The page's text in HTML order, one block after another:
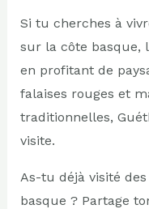
Si tu cherches à
sur la côte basque,
en profitant de
falaises rouges et
traditionnelles,
visite.
As-tu déjà visité
basque ? Partage